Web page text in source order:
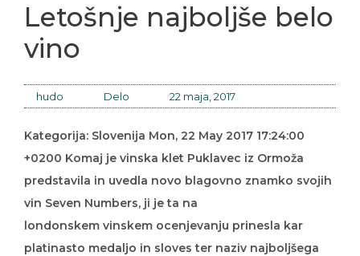
Letošnje najboljše belo
vino
hudo Delo 22 maja, 2017
Kategorija: Slovenija Mon, 22 May 2017 17:24:00
+0200 Komaj je vinska klet Puklavec iz Ormoža
predstavila in uvedla novo blagovno znamko svojih
vin Seven Numbers, ji je ta na
londonskem vinskem ocenjevanju prinesla kar
platinasto medaljo in sloves ter naziv najboljšega